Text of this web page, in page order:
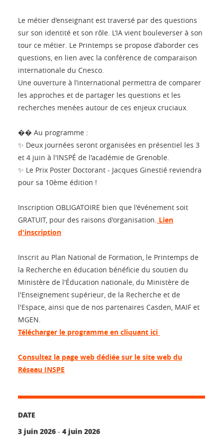
Le métier d’enseignant est traversé par des questions
sur son identité et son rôle. L’IA vient bouleverser à son
tour ce métier. Le Printemps se propose d’aborder ces
questions, en lien avec la conférence de comparaison
internationale du Cnesco.
Une ouverture à l’international permettra de comparer
les approches et de partager les questions et les
recherches menées autour de ces enjeux cruciaux.
�� Au programme :
✨ Deux journées seront organisées en présentiel les 3
et 4 juin à l'INSPÉ de l'académie de Grenoble.
✨ Le Prix Poster Doctorant - Jacques Ginestié reviendra
pour sa 10ème édition !
Inscription OBLIGATOIRE bien que l'événement soit
GRATUIT, pour des raisons d'organisation. Lien
d'inscription
Inscrit au Plan National de Formation, le Printemps de
la Recherche en éducation bénéficie du soutien du
Ministère de l'Éducation nationale, du Ministère de
l'Enseignement supérieur, de la Recherche et de
l'Espace, ainsi que de nos partenaires Casden, MAIF et
MGEN.
Télécharger le programme en cliquant ici
Consultez la page web dédiée sur le site web du
Réseau INSPE
DATE
3 juin 2026 - 4 juin 2026